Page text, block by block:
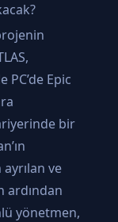
PC’de Epic
bir
ve
ardından
yönetmen,